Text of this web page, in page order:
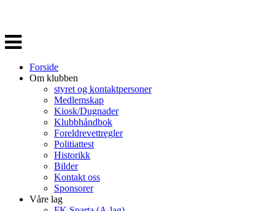
Veksle
navigasjon
Forside
Om klubben
styret og kontaktpersoner
Medlemskap
Kiosk/Dugnader
Klubbhåndbok
Foreldrevettregler
Politiattest
Historikk
Bilder
Kontakt oss
Sponsorer
Våre lag